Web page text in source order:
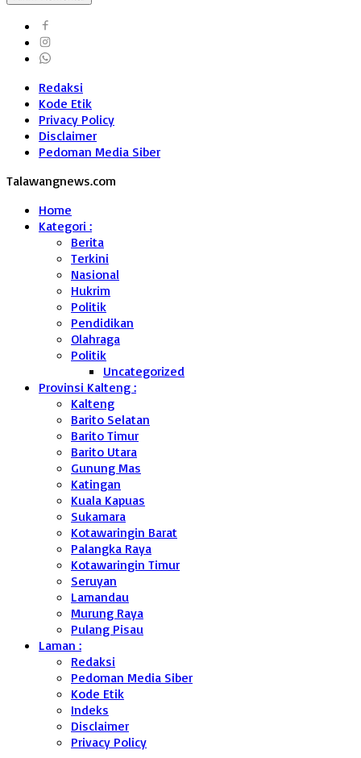
Redaksi
Kode Etik
Privacy Policy
Disclaimer
Pedoman Media Siber
Talawangnews.com
Home
Kategori :
Berita
Terkini
Nasional
Hukrim
Politik
Pendidikan
Olahraga
Politik
Uncategorized
Provinsi Kalteng :
Kalteng
Barito Selatan
Barito Timur
Barito Utara
Gunung Mas
Katingan
Kuala Kapuas
Sukamara
Kotawaringin Barat
Palangka Raya
Kotawaringin Timur
Seruyan
Lamandau
Murung Raya
Pulang Pisau
Laman :
Redaksi
Pedoman Media Siber
Kode Etik
Indeks
Disclaimer
Privacy Policy